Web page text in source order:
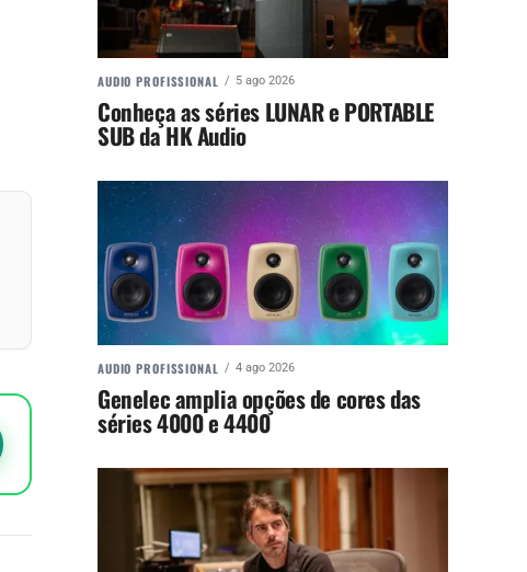
AUDIO PROFISSIONAL 5 ago 2026
Conheça as séries LUNAR e PORTABLE
SUB da HK Audio
AUDIO PROFISSIONAL 4 ago 2026
Genelec amplia opções de cores das
séries 4000 e 4400